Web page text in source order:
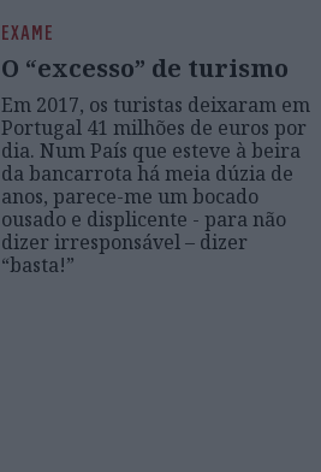
EXAME
O “excesso” de turismo
Em 2017, os turistas deixaram em
Portugal 41 milhões de euros por
dia. Num País que esteve à beira
da bancarrota há meia dúzia de
anos, parece-me um bocado
ousado e displicente - para não
dizer irresponsável – dizer
“basta!”